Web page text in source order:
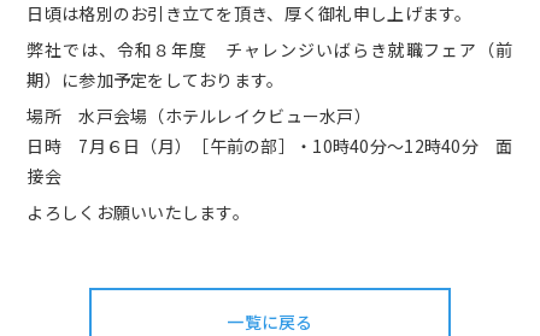
日頃は格別のお引き立てを頂き、厚く御礼申し上げます。
弊社では、令和８年度 チャレンジいばらき就職フェア（前
期）に参加予定をしております。
場所 水戸会場（ホテルレイクビュー水戸）
日時 7月６日（月）［午前の部］・10時40分～12時40分 面
接会
よろしくお願いいたします。
一覧に戻る